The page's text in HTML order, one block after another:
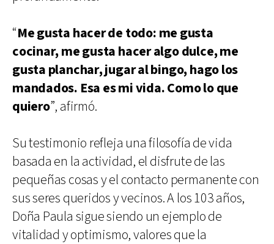
“Me gusta hacer de todo: me gusta
cocinar, me gusta hacer algo dulce, me
gusta planchar, jugar al bingo, hago los
mandados. Esa es mi vida. Como lo que
quiero”, afirmó.
Su testimonio refleja una filosofía de vida
basada en la actividad, el disfrute de las
pequeñas cosas y el contacto permanente con
sus seres queridos y vecinos. A los 103 años,
Doña Paula sigue siendo un ejemplo de
vitalidad y optimismo, valores que la